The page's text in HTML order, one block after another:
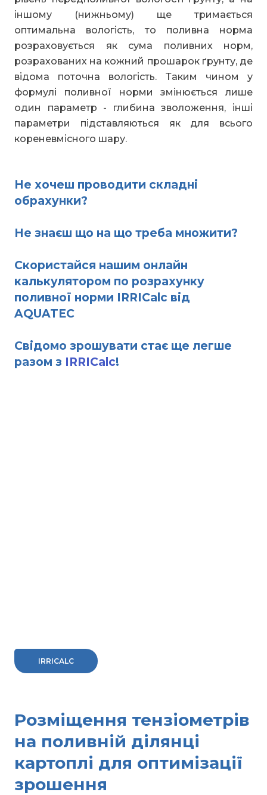
іншому (нижньому) ще тримається
оптимальна вологість, то поливна норма
розраховується як сума поливних норм,
розрахованих на кожний прошарок ґрунту, де
відома поточна вологість. Таким чином у
формулі поливної норми змінюється лише
один параметр - глибина зволоження, інші
параметри підставляються як для всього
кореневмісного шару.
Не хочеш проводити складні
обрахунки?
Не знаєш що на що треба множити?
Скористайся нашим онлайн
калькулятором по розрахунку
поливної норми IRRICalc від
AQUATEC
Свідомо зрошувати стає ще легше
разом з IRRICalc!
IRRICALC
Розміщення тензіометрів
на поливній ділянці
картоплі для оптимізації
зрошення